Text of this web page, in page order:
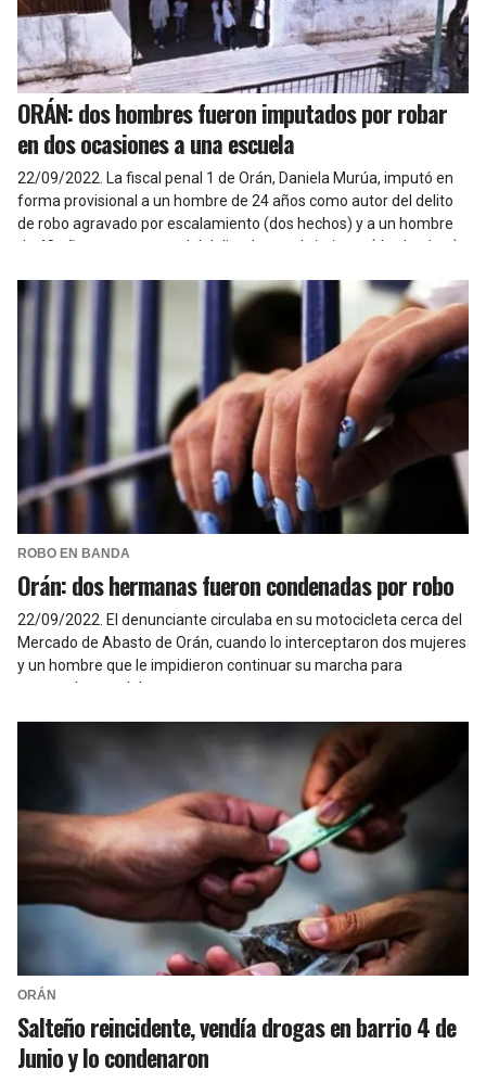
ORÁN: dos hombres fueron imputados por robar
en dos ocasiones a una escuela
22/09/2022 La fiscal penal 1 de Orán, Daniela Murúa, imputó en
forma provisional a un hombre de 24 años como autor del delito
de robo agravado por escalamiento (dos hechos) y a un hombre
de 48 años, como autor del delito de encubrimiento (dos hechos).
ROBO EN BANDA
Orán: dos hermanas fueron condenadas por robo
22/09/2022 El denunciante circulaba en su motocicleta cerca del
Mercado de Abasto de Orán, cuando lo interceptaron dos mujeres
y un hombre que le impidieron continuar su marcha para
sustraerle un celular.
ORÁN
Salteño reincidente, vendía drogas en barrio 4 de
Junio y lo condenaron